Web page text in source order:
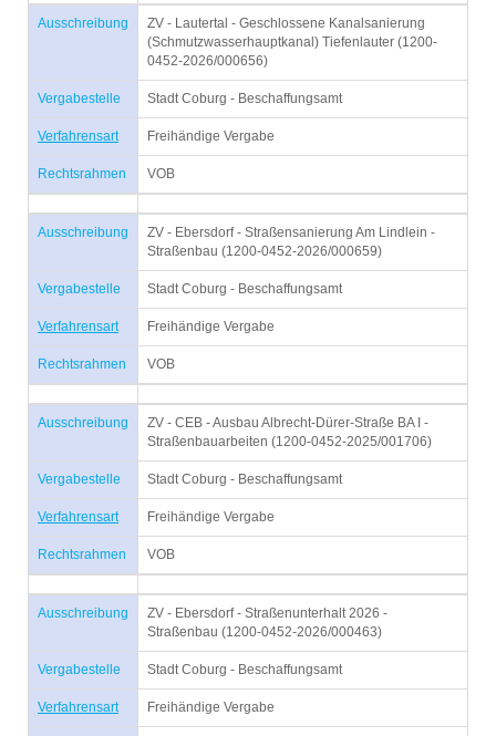
Ausschreibung
ZV - Lautertal - Geschlossene Kanalsanierung
(Schmutzwasserhauptkanal) Tiefenlauter (1200-
0452-2026/000656)
Vergabestelle Stadt Coburg - Beschaffungsamt
Verfahrensart Freihändige Vergabe
Rechtsrahmen VOB
Ausschreibung
ZV - Ebersdorf - Straßensanierung Am Lindlein -
Straßenbau (1200-0452-2026/000659)
Vergabestelle Stadt Coburg - Beschaffungsamt
Verfahrensart Freihändige Vergabe
Rechtsrahmen VOB
Ausschreibung
ZV - CEB - Ausbau Albrecht-Dürer-Straße BA I -
Straßenbauarbeiten (1200-0452-2025/001706)
Vergabestelle Stadt Coburg - Beschaffungsamt
Verfahrensart Freihändige Vergabe
Rechtsrahmen VOB
Ausschreibung
ZV - Ebersdorf - Straßenunterhalt 2026 -
Straßenbau (1200-0452-2026/000463)
Vergabestelle Stadt Coburg - Beschaffungsamt
Verfahrensart Freihändige Vergabe